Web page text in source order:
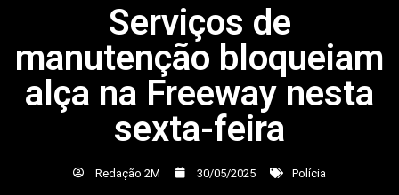
Serviços de
manutenção bloqueiam
alça na Freeway nesta
sexta-feira
Redação 2M 30/05/2025 Polícia